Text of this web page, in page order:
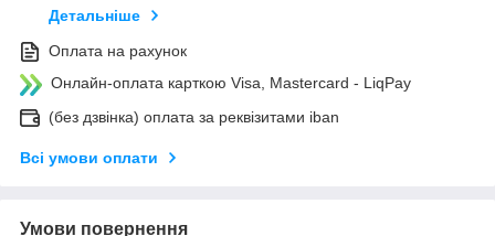
Детальніше
Оплата на рахунок
Онлайн-оплата карткою Visa, Mastercard - LiqPay
(без дзвінка) оплата за реквізитами iban
Всі умови оплати
Умови повернення